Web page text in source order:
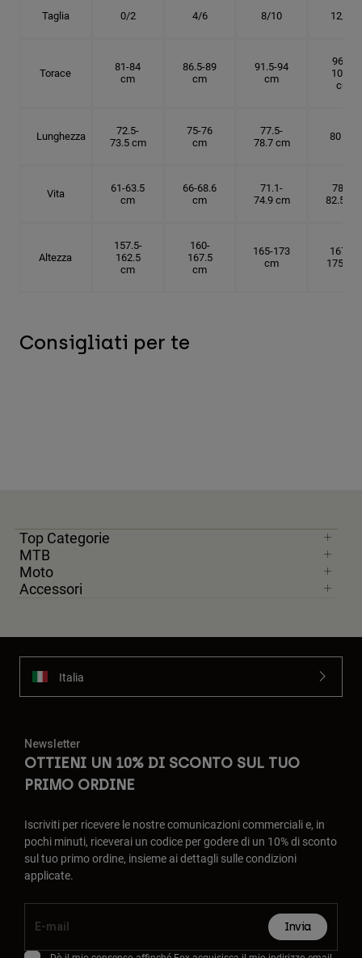
Taglia 0/2 4/6 8/10 12/14
Torace
81-84
cm
86.5-89
cm
91.5-94
cm
96.5-
101.5
cm
Lunghezza
72.5-
73.5 cm
75-76
cm
77.5-
78.7 cm
80 cm
Vita
61-63.5
cm
66-68.6
cm
71.1-
74.9 cm
78.7-
82.5 cm
Altezza
157.5-
162.5
cm
160-
167.5
cm
165-173
cm
167.5-
175 cm
Consigliati per te
Top Categorie
MTB
Moto
Accessori
Italia
Newsletter
OTTIENI UN 10% DI SCONTO SUL TUO
PRIMO ORDINE
Iscriviti per ricevere le nostre comunicazioni commerciali e, in
pochi minuti, riceverai un codice per godere di un 10% di sconto
sul tuo primo ordine, insieme ai dettagli sulle condizioni
applicate.
Invia